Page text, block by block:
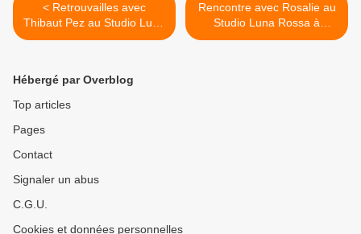
< Retrouvailles avec
Thibaut Pez au Studio Luna
Rossa afin d’en apprendre
Rencontre avec Rosalie au
Studio Luna Rossa à
l’occasion de la parution de
Hébergé par Overblog
Top articles
Pages
Contact
Signaler un abus
C.G.U.
Cookies et données personnelles